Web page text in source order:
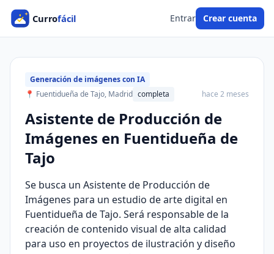
Entrar Crear cuenta
Generación de imágenes con IA
📍 Fuentidueña de Tajo, Madrid completa hace 2 meses
Asistente de Producción de
Imágenes en Fuentidueña de
Tajo
Se busca un Asistente de Producción de
Imágenes para un estudio de arte digital en
Fuentidueña de Tajo. Será responsable de la
creación de contenido visual de alta calidad
para uso en proyectos de ilustración y diseño